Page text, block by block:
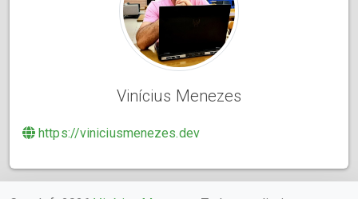
Vinícius Menezes
https://viniciusmenezes.dev